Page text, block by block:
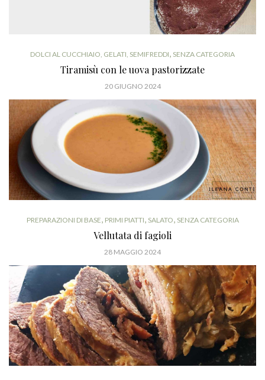
DOLCI AL CUCCHIAIO, GELATI, SEMIFREDDI, SENZA CATEGORIA
Tiramisù con le uova pastorizzate
20 GIUGNO 2024
PREPARAZIONI DI BASE, PRIMI PIATTI, SALATO, SENZA CATEGORIA
Vellutata di fagioli
28 MAGGIO 2024